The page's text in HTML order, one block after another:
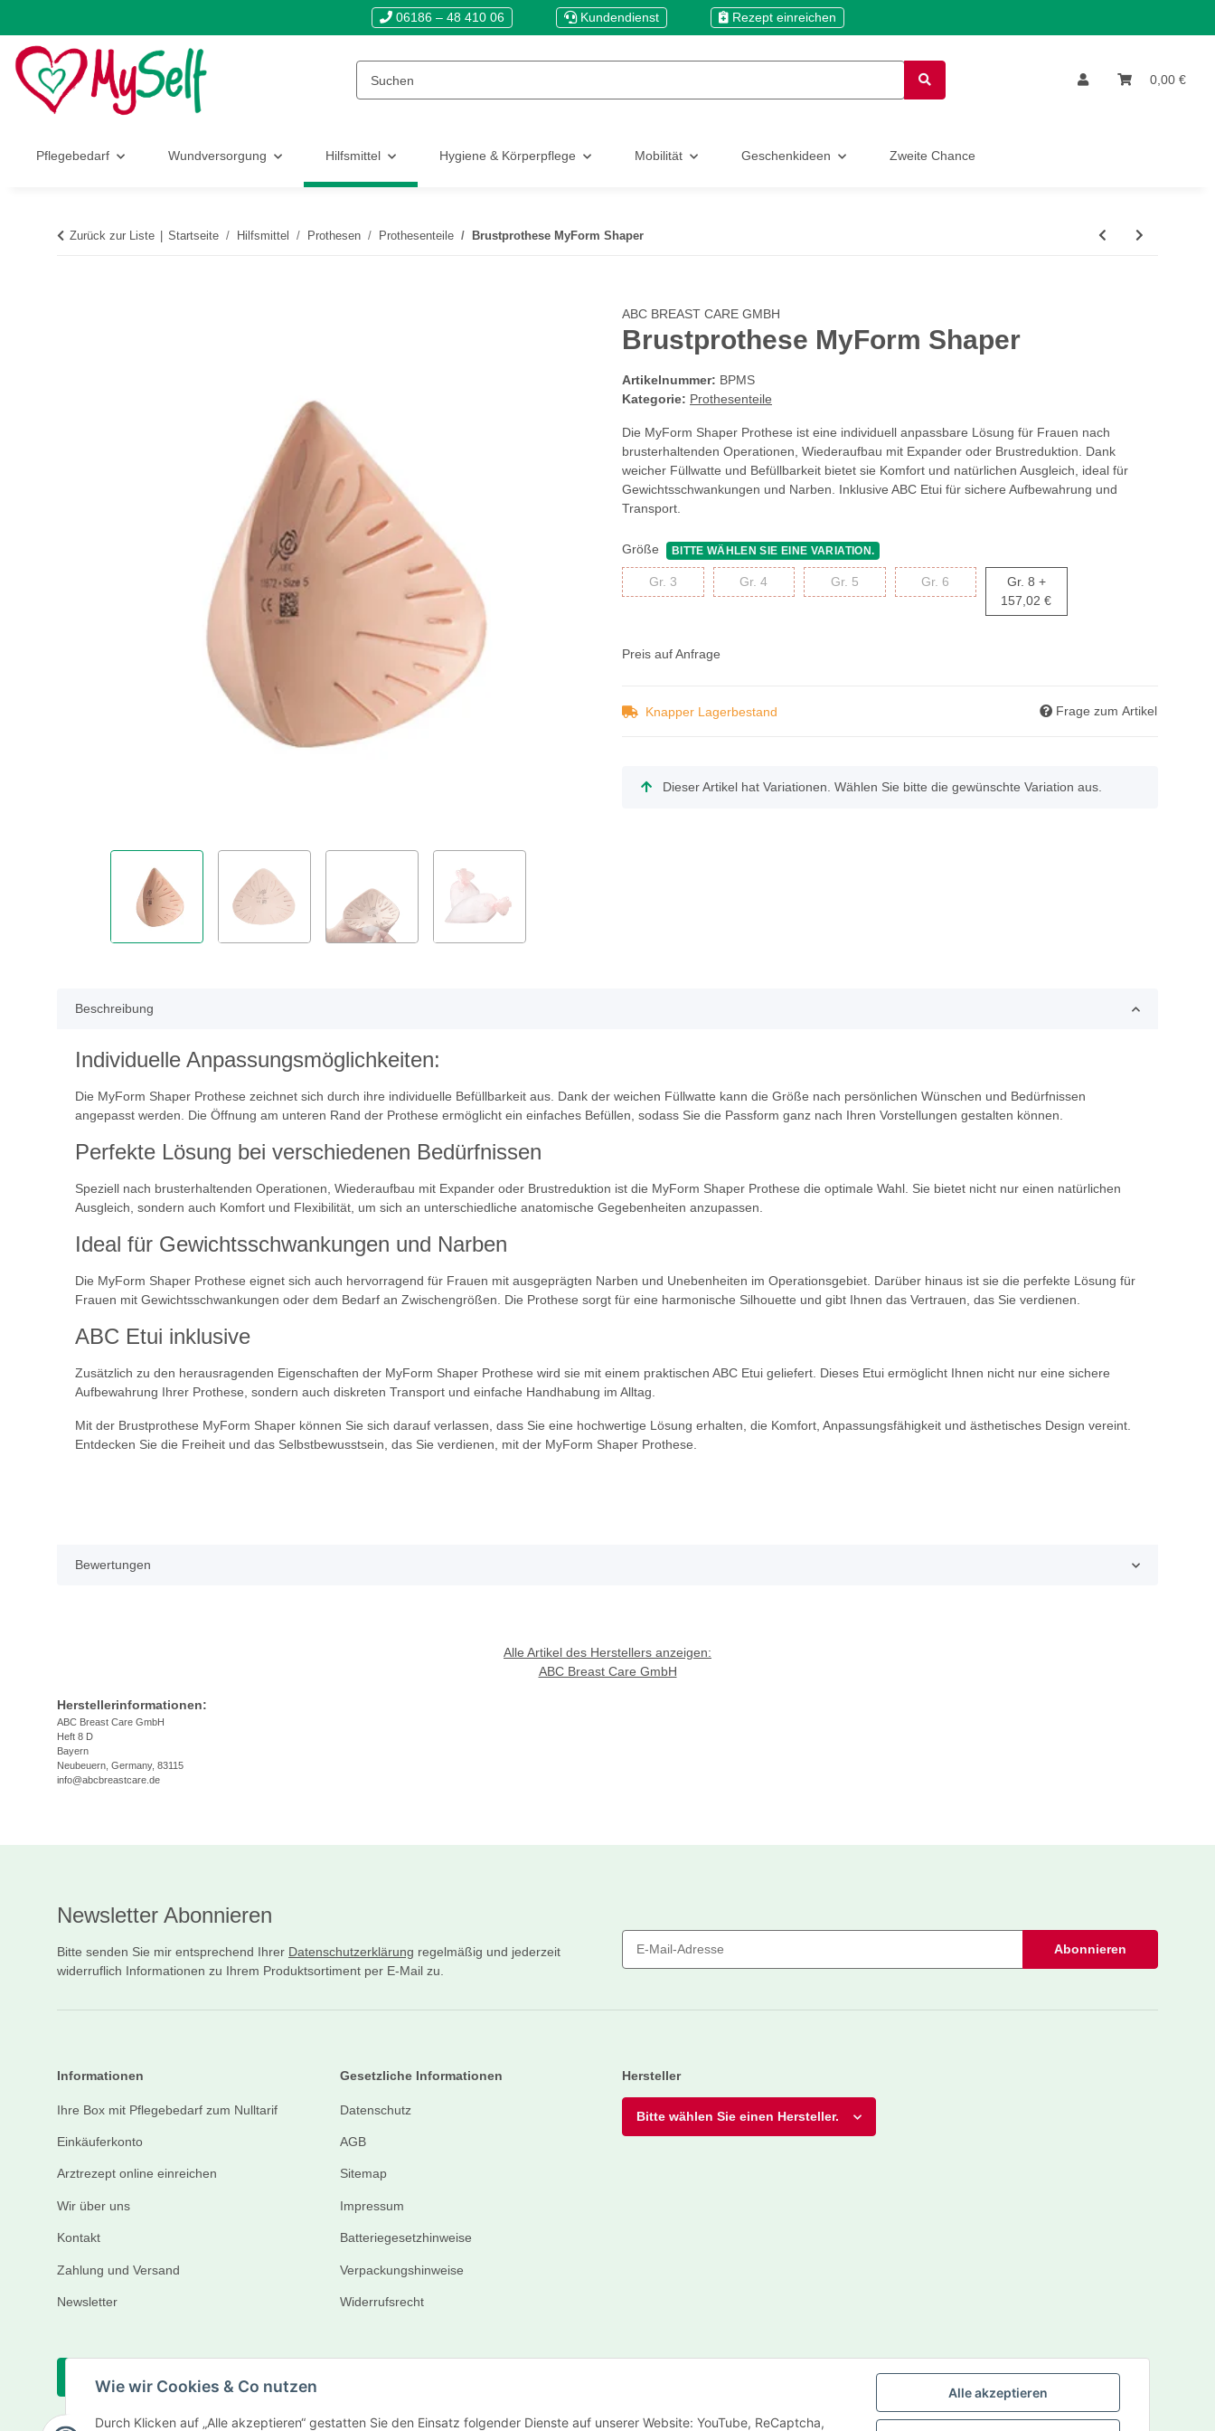
Alle akzeptieren
Wie wir Cookies & Co nutzen
Durch Klicken auf „Alle akzeptieren“ gestatten Sie den Einsatz folgender Dienste auf unserer Website: YouTube, ReCaptcha,
06186 – 48 410 06 Kundendienst Rezept einreichen
0,00 €
Pflegebedarf Wundversorgung Hilfsmittel Hygiene & Körperpflege Mobilität Geschenkideen Zweite Chance
Zurück zur Liste Startseite Hilfsmittel Prothesen Prothesenteile Brustprothese MyForm Shaper
ABC BREAST CARE GMBH
Brustprothese MyForm Shaper
Artikelnummer: BPMS
Kategorie: Prothesenteile
Die MyForm Shaper Prothese ist eine individuell anpassbare Lösung für Frauen nach
brusterhaltenden Operationen, Wiederaufbau mit Expander oder Brustreduktion. Dank
weicher Füllwatte und Befüllbarkeit bietet sie Komfort und natürlichen Ausgleich, ideal für
Gewichtsschwankungen und Narben. Inklusive ABC Etui für sichere Aufbewahrung und
Transport.
Größe BITTE WÄHLEN SIE EINE VARIATION.
Gr. 3Gr. 3 Gr. 4Gr. 4 Gr. 5Gr. 5 Gr. 6 Gr. 6 Gr. 8 Gr. 8
+
157,02 €
Preis auf Anfrage
Knapper Lagerbestand Frage zum Artikel
x Dieser Artikel hat Variationen. Wählen Sie bitte die gewünschte Variation aus.
Beschreibung
Individuelle Anpassungsmöglichkeiten:
Die MyForm Shaper Prothese zeichnet sich durch ihre individuelle Befüllbarkeit aus. Dank der weichen Füllwatte kann die Größe nach persönlichen Wünschen und Bedürfnissen
angepasst werden. Die Öffnung am unteren Rand der Prothese ermöglicht ein einfaches Befüllen, sodass Sie die Passform ganz nach Ihren Vorstellungen gestalten können.
Perfekte Lösung bei verschiedenen Bedürfnissen
Speziell nach brusterhaltenden Operationen, Wiederaufbau mit Expander oder Brustreduktion ist die MyForm Shaper Prothese die optimale Wahl. Sie bietet nicht nur einen natürlichen
Ausgleich, sondern auch Komfort und Flexibilität, um sich an unterschiedliche anatomische Gegebenheiten anzupassen.
Ideal für Gewichtsschwankungen und Narben
Die MyForm Shaper Prothese eignet sich auch hervorragend für Frauen mit ausgeprägten Narben und Unebenheiten im Operationsgebiet. Darüber hinaus ist sie die perfekte Lösung für
Frauen mit Gewichtsschwankungen oder dem Bedarf an Zwischengrößen. Die Prothese sorgt für eine harmonische Silhouette und gibt Ihnen das Vertrauen, das Sie verdienen.
ABC Etui inklusive
Zusätzlich zu den herausragenden Eigenschaften der MyForm Shaper Prothese wird sie mit einem praktischen ABC Etui geliefert. Dieses Etui ermöglicht Ihnen nicht nur eine sichere
Aufbewahrung Ihrer Prothese, sondern auch diskreten Transport und einfache Handhabung im Alltag.
Mit der Brustprothese MyForm Shaper können Sie sich darauf verlassen, dass Sie eine hochwertige Lösung erhalten, die Komfort, Anpassungsfähigkeit und ästhetisches Design vereint.
Entdecken Sie die Freiheit und das Selbstbewusstsein, das Sie verdienen, mit der MyForm Shaper Prothese.
Bewertungen
Alle Artikel des Herstellers anzeigen:
ABC Breast Care GmbH
Herstellerinformationen:
ABC Breast Care GmbH
Heft 8 D
Bayern
Neubeuern, Germany, 83115
info@abcbreastcare.de
Newsletter Abonnieren
Bitte senden Sie mir entsprechend Ihrer Datenschutzerklärung regelmäßig und jederzeit
widerruflich Informationen zu Ihrem Produktsortiment per E-Mail zu.
Abonnieren
Informationen
Ihre Box mit Pflegebedarf zum Nulltarif
Einkäuferkonto
Arztrezept online einreichen
Wir über uns
Kontakt
Zahlung und Versand
Newsletter
Gesetzliche Informationen
Datenschutz
AGB
Sitemap
Impressum
Batteriegesetzhinweise
Verpackungshinweise
Widerrufsrecht
Hersteller
Bitte wählen Sie einen Hersteller.
Vertrag widerrufen